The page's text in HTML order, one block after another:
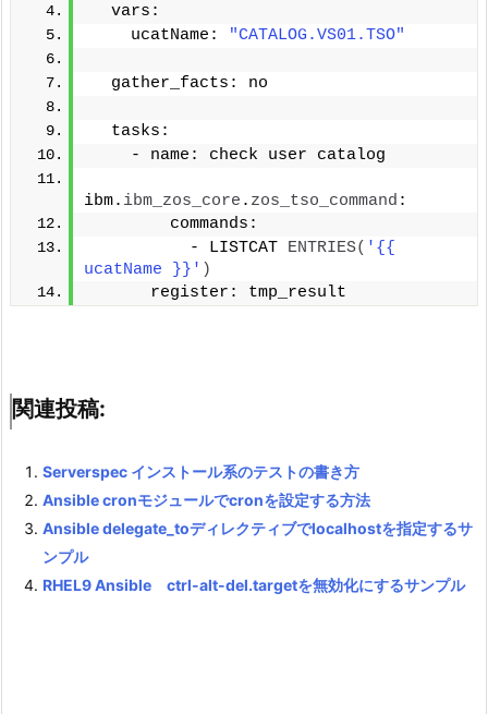
  vars:
    ucatName:
"CATALOG.VS01.TSO"
  gather_facts: no
  tasks:
    - name: check user catalog
ibm. ibm_zos_core . zos_tso_command :
        commands:
          - LISTCAT
ENTRIES( '{{
ucatName }}' )
      register: tmp_result
関連投稿:
Serverspec インストール系のテストの書き方
Ansible cronモジュールでcronを設定する方法
Ansible delegate_toディレクティブでlocalhostを指定するサ
ンプル
RHEL9 Ansible ctrl-alt-del.targetを無効化にするサンプル